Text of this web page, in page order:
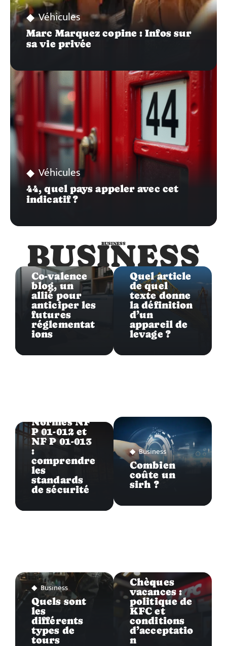
Véhicules
Marc Marquez copine : Infos sur
sa vie privée
Véhicules
44, quel pays appeler avec cet
indicatif ?
BUSINESS
BUSINESS
Business
Co-valence
blog, un
allié pour
anticiper les
futures
réglementat
ions
Normes NF
P 01-012 et
NF P 01-013
:
comprendre
les
standards
de sécurité
Business
Quels sont
les
différents
types de
tours
Business
Quel article
de quel
texte donne
la définition
d’un
appareil de
levage ?
Business
Combien
coûte un
sirh ?
Chèques
vacances :
politique de
KFC et
conditions
d’acceptatio
n